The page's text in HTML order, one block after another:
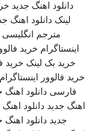
دانلود اهنگ جدید
لینک دانلود اهنگ
مترجم
اینستاگرام خرید
خرید بک لینک خرید
خرید فالوور اینستاگرام
فارسی دانلود اهنگ
اهنگ جدید دانلود
جدید دانلود اهنگ